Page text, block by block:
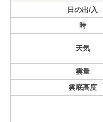
日の出/入
時
天気
雲量
雲底高度